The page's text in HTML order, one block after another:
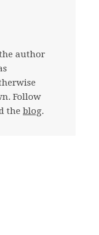
author
Follow
the blog.